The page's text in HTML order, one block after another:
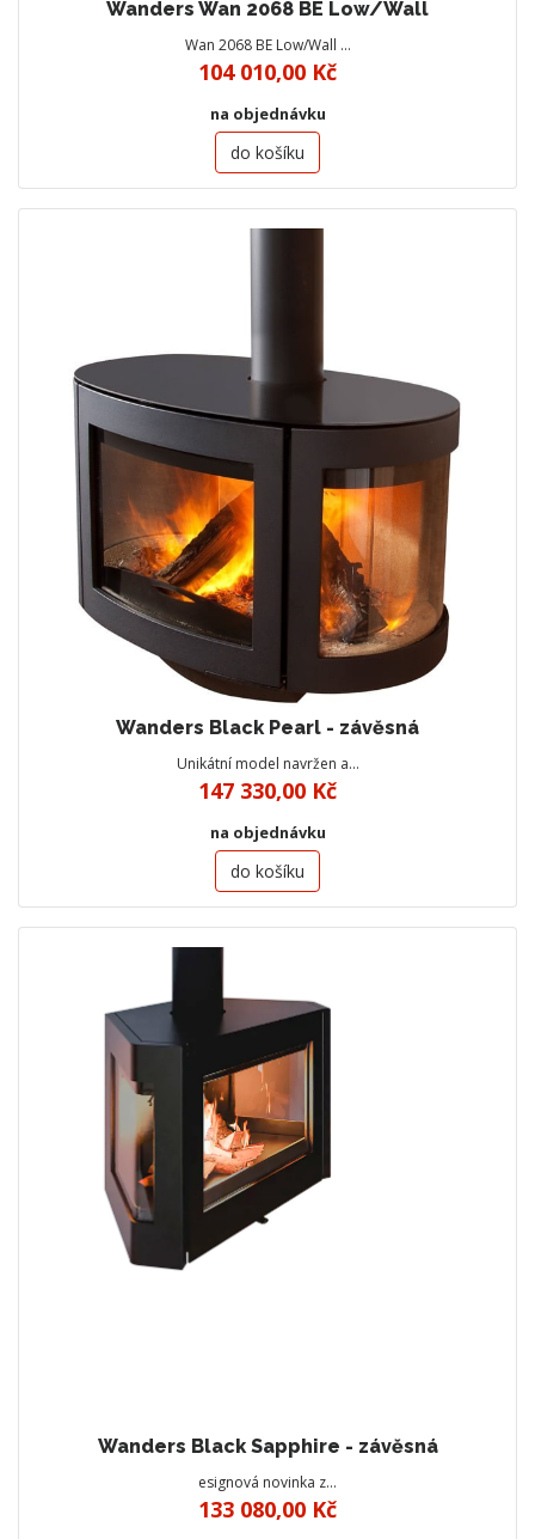
Wanders Wan 2068 BE Low/Wall
Wan 2068 BE Low/Wall …
104 010,00 Kč
na objednávku
do košíku
Wanders Black Pearl - závěsná
Unikátní model navržen a…
147 330,00 Kč
na objednávku
do košíku
Wanders Black Sapphire - závěsná
esignová novinka z…
133 080,00 Kč